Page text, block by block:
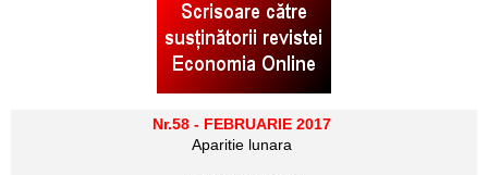
Nr.58 - FEBRUARIE 2017
Aparitie lunara